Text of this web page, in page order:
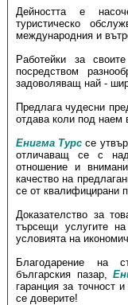
Дейността е
туристическо
международния и
Работейки за
посредством
задоволяващ най -
Предлага чудесни
отдава коли под наем
Енигма Турс се
отличаващ се с
отношение и
качество на
се от квалифицирани
Доказателство за
търсещи услугите на
условията на
Благодарение на
българския пазар,
гаранция за точност
се доверите!